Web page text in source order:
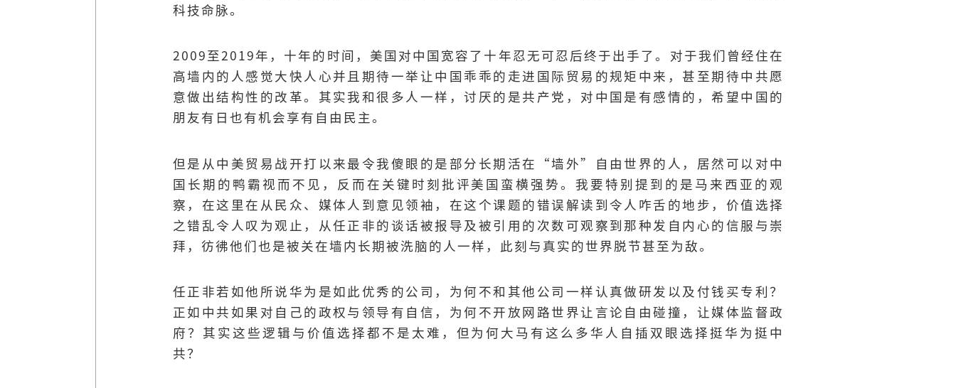
科技命脉。
2009至2019年，十年的时间，美国对中国宽容了十年忍无可忍后终于出手了。对于我们曾经住在
高墙内的人感觉大快人心并且期待一举让中国乖乖的走进国际贸易的规矩中来，甚至期待中共愿
意做出结构性的改革。其实我和很多人一样，讨厌的是共产党，对中国是有感情的，希望中国的
朋友有日也有机会享有自由民主。
但是从中美贸易战开打以来最令我傻眼的是部分长期活在“墙外”自由世界的人，居然可以对中
国长期的鸭霸视而不见，反而在关键时刻批评美国蛮横强势。我要特别提到的是马来西亚的观
察，在这里在从民众、媒体人到意见领袖，在这个课题的错误解读到令人咋舌的地步，价值选择
之错乱令人叹为观止，从任正非的谈话被报导及被引用的次数可观察到那种发自内心的信服与崇
拜，彷彿他们也是被关在墙内长期被洗脑的人一样，此刻与真实的世界脱节甚至为敌。
任正非若如他所说华为是如此优秀的公司，为何不和其他公司一样认真做研发以及付钱买专利？
正如中共如果对自己的政权与领导有自信，为何不开放网路世界让言论自由碰撞，让媒体监督政
府？其实这些逻辑与价值选择都不是太难，但为何大马有这么多华人自插双眼选择挺华为挺中
共？